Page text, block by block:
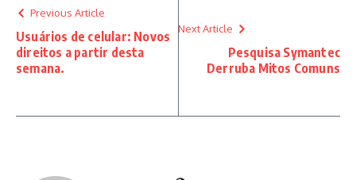
Previous Article
Usuários de celular: Novos
direitos a partir desta
semana.
Next Article
Pesquisa Symantec
Derruba Mitos Comuns